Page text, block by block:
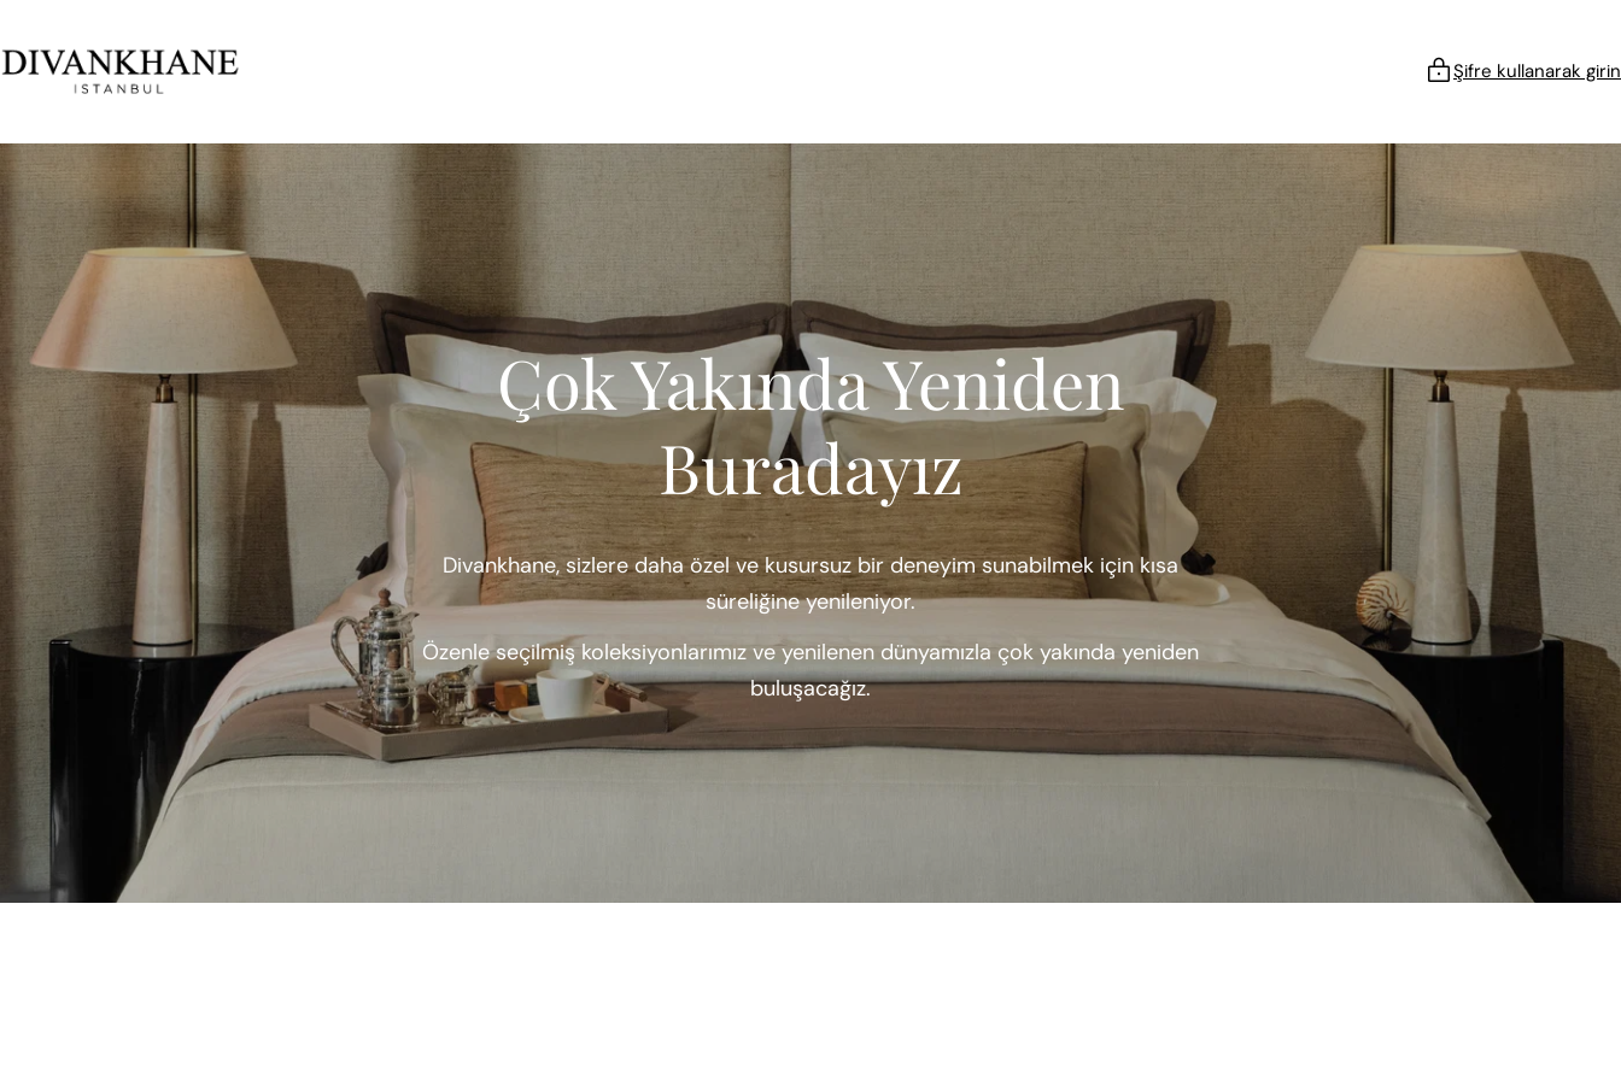
Şifre kullanarak girin
Çok Yakında Yeniden
Buradayız
Divankhane, sizlere daha özel ve kusursuz bir deneyim sunabilmek için kısa
süreliğine yenileniyor.
Özenle seçilmiş koleksiyonlarımız ve yenilenen dünyamızla çok yakında yeniden
buluşacağız.